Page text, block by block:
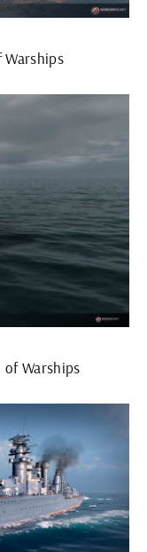
Warships